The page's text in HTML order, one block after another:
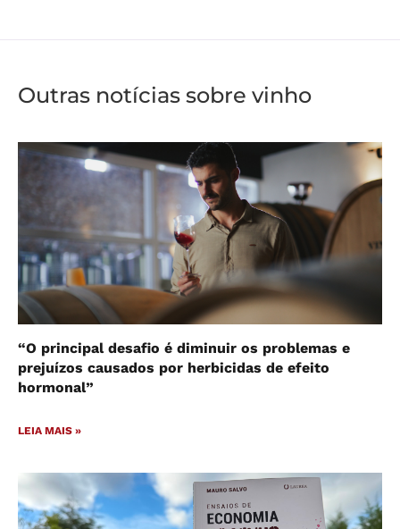
Outras notícias sobre vinho
“O principal desafio é diminuir os problemas e
prejuízos causados por herbicidas de efeito
hormonal”
LEIA MAIS »